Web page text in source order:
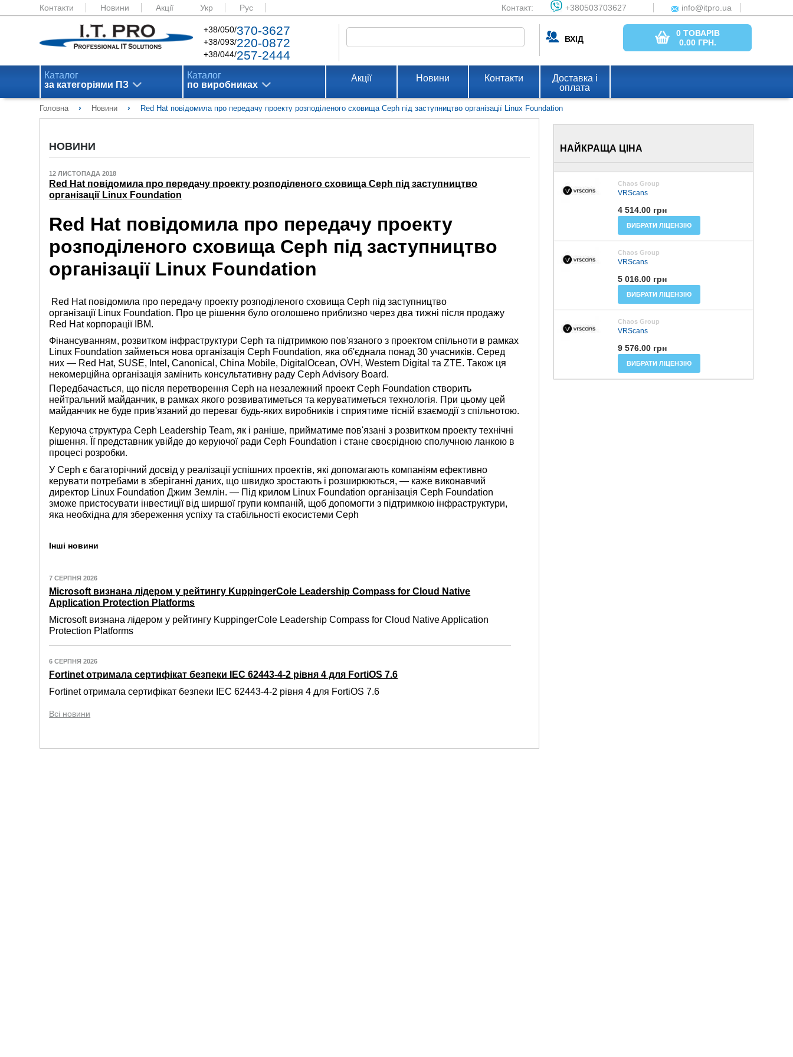
Контакти Новини Акції Укр Рус Контакт: +380503703627 info@itpro.ua
+38/050/370-3627
+38/093/220-0872
+38/044/257-2444
ВХІД
0 ТОВАРІВ
0.00 ГРН.
Каталог
за категоріями ПЗ
Каталог
по виробниках
Акції Новини Контакти
Доставка і
оплата
Головна › Новини › Red Hat повідомила про передачу проекту розподіленого сховища Ceph під заступництво організації Linux Foundation
НОВИНИ
12 ЛИСТОПАДА 2018
Red Hat повідомила про передачу проекту розподіленого сховища Ceph під заступництво
організації Linux Foundation
Red Hat повідомила про передачу проекту
розподіленого сховища Ceph під заступництво
організації Linux Foundation
Red Hat повідомила про передачу проекту розподіленого сховища Ceph під заступництво
організації Linux Foundation. Про це рішення було оголошено приблизно через два тижні після продажу
Red Hat корпорації IBM.
Фінансуванням, розвитком інфраструктури Ceph та підтримкою пов'язаного з проектом спільноти в рамках
Linux Foundation займеться нова організація Ceph Foundation, яка об'єднала понад 30 учасників. Серед
них — Red Hat, SUSE, Intel, Canonical, China Mobile, DigitalOcean, OVH, Western Digital та ZTE. Також ця
некомерційна організація замінить консультативну раду Ceph Advisory Board.
Передбачається, що після перетворення Ceph на незалежний проект Ceph Foundation створить
нейтральний майданчик, в рамках якого розвиватиметься та керуватиметься технологія. При цьому цей
майданчик не буде прив'язаний до переваг будь-яких виробників і сприятиме тісній взаємодії з спільнотою.
Керуюча структура Ceph Leadership Team, як і раніше, прийматиме пов'язані з розвитком проекту технічні
рішення. Її представник увійде до керуючої ради Ceph Foundation і стане своєрідною сполучною ланкою в
процесі розробки.
У Ceph є багаторічний досвід у реалізації успішних проектів, які допомагають компаніям ефективно
керувати потребами в зберіганні даних, що швидко зростають і розширюються, — каже виконавчий
директор Linux Foundation Джим Землін. — Під крилом Linux Foundation організація Ceph Foundation
зможе пристосувати інвестиції від ширшої групи компаній, щоб допомогти з підтримкою інфраструктури,
яка необхідна для збереження успіху та стабільності екосистеми Ceph
Інші новини
7 СЕРПНЯ 2026
Microsoft визнана лідером у рейтингу KuppingerCole Leadership Compass for Cloud Native
Application Protection Platforms
Microsoft визнана лідером у рейтингу KuppingerCole Leadership Compass for Cloud Native Application
Protection Platforms
6 СЕРПНЯ 2026
Fortinet отримала сертифікат безпеки IEC 62443-4-2 рівня 4 для FortiOS 7.6
Fortinet отримала сертифікат безпеки IEC 62443-4-2 рівня 4 для FortiOS 7.6
Всі новини
НАЙКРАЩА ЦІНА
Chaos Group
VRScans
4 514.00 грн
ВИБРАТИ ЛІЦЕНЗІЮ
Chaos Group
VRScans
5 016.00 грн
ВИБРАТИ ЛІЦЕНЗІЮ
Chaos Group
VRScans
9 576.00 грн
ВИБРАТИ ЛІЦЕНЗІЮ